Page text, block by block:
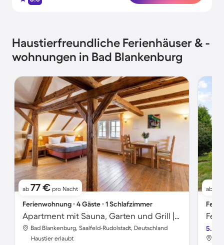
Haustierfreundliche Ferienhäuser & -
wohnungen in Bad Blankenburg
ab 77 € pro Nacht
Ferienwohnung ∙ 4 Gäste ∙ 1 Schlafzimmer
Apartment mit Sauna, Garten und Grill | Bergblick
Bad Blankenburg, Saalfeld-Rudolstadt, Deutschland
Haustier erlaubt
ab
5.0